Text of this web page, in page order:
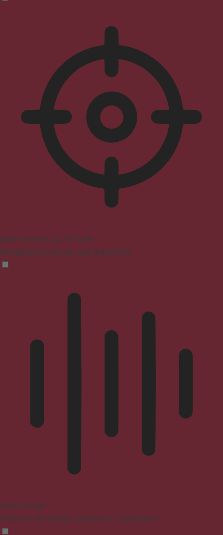
Mode convivial pour le TDAH
Navigation concentrée, sans distractions
Mode aveugle
Réduit les distractions, améliore la concentration